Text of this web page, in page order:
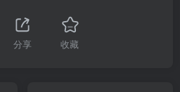
分享 收藏